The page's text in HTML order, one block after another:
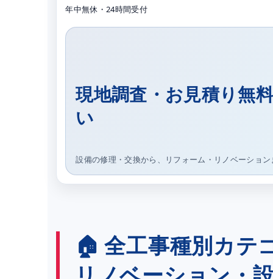
年中無休・24時間受付
現地調査・お見積り無
い
設備の修理・交換から、リフォーム・リノベーショ
🏠 全工事種別カテ